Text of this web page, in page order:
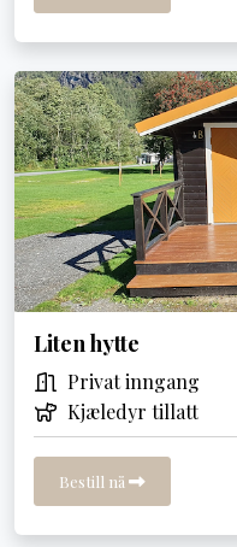
Liten hytte
Privat inngang
Kjæledyr tillatt
Bestill nå